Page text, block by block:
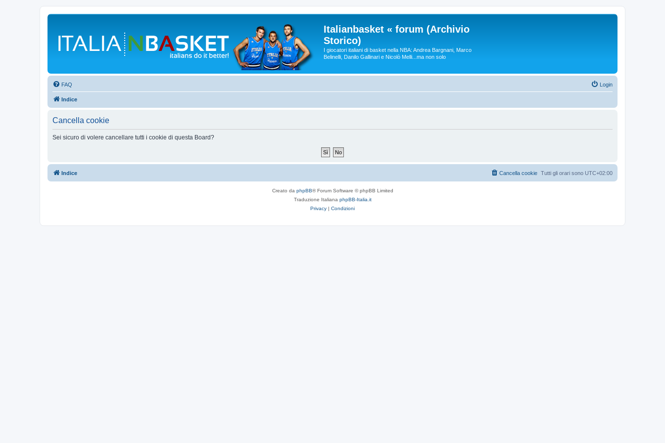
Italianbasket « forum (Archivio
Storico)
I giocatori italiani di basket nella NBA: Andrea Bargnani, Marco
Belinelli, Danilo Gallinari e Nicolò Melli...ma non solo
FAQ Login
Indice
Cancella cookie
Sei sicuro di volere cancellare tutti i cookie di questa Board?
Indice Tutti gli orari sono UTC+02:00
Cancella cookie
Creato da phpBB® Forum Software © phpBB Limited
Traduzione Italiana phpBB-Italia.it
Privacy | Condizioni